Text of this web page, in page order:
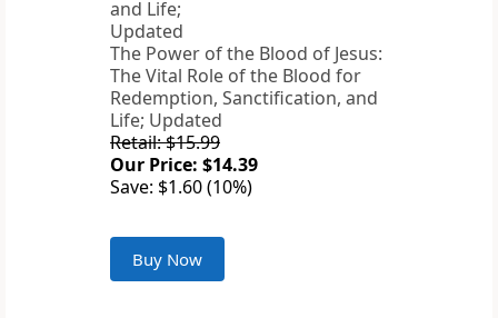
The Power of the Blood of Jesus:
The Vital Role of the Blood for
Redemption, Sanctification, and
Life; Updated
Retail: $15.99
Our Price: $14.39
Save: $1.60 (10%)
Buy Now